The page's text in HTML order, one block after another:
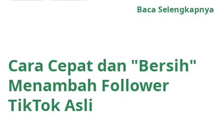
Baca Selengkapnya
Cara Cepat dan "Bersih"
Menambah Follower
TikTok Asli